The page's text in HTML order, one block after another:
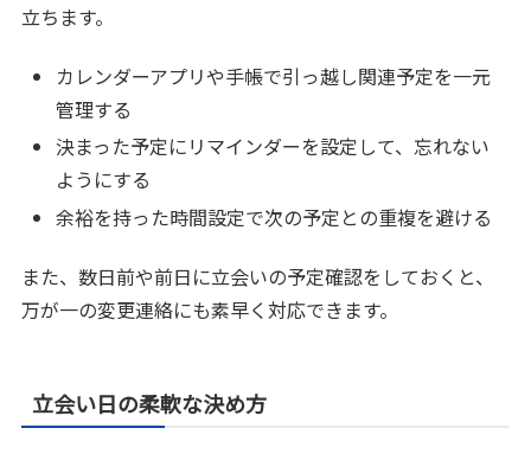
立ちます。
カレンダーアプリや手帳で引っ越し関連予定を一元
管理する
決まった予定にリマインダーを設定して、忘れない
ようにする
余裕を持った時間設定で次の予定との重複を避ける
また、数日前や前日に立会いの予定確認をしておくと、
万が一の変更連絡にも素早く対応できます。
立会い日の柔軟な決め方